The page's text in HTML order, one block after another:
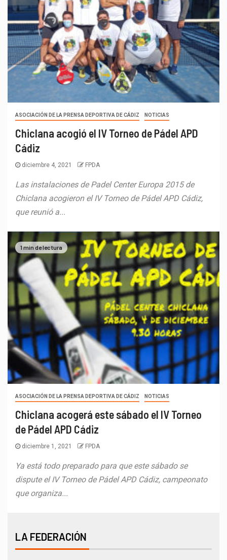
ASOCIACIÓN DE LA PRENSA DEPORTIVA DE CÁDIZ NOTICIAS
Chiclana acogió el IV Torneo de Pádel APD
Cádiz
diciembre 4, 2021 FPDA
Las instalaciones de Padel Center Europa 2015 de
Chiclana acogieron el IV Torneo de Pádel APD Cádiz,
que reunió a...
1 min de lectura
ASOCIACIÓN DE LA PRENSA DEPORTIVA DE CÁDIZ NOTICIAS
Chiclana acogerá este sábado el IV Torneo
de Pádel APD Cádiz
diciembre 1, 2021 FPDA
Ya está todo preparado para que este sábado se
dispute el IV Torneo de Pádel APD Cádiz, campeonato
que organiza...
LA FEDERACIÓN